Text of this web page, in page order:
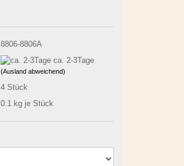
8806-8806A
ca. 2-3Tage
(Ausland abweichend)
4 Stück
0.1kg je Stück